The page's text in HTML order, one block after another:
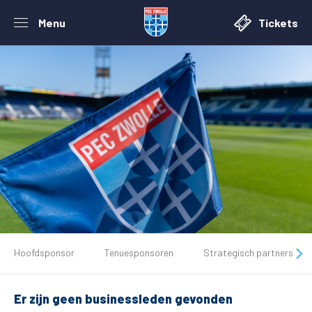
Menu Tickets
Tickets
Matchdays
Hoofdsponsor Tenuesponsoren Strategisch partners
Er zijn geen businessleden gevonden